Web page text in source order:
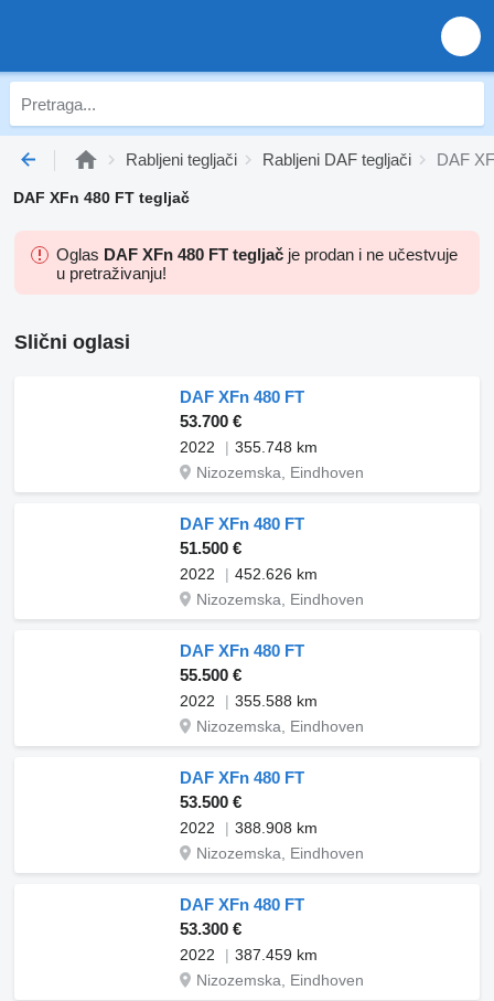
Rabljeni tegljači Rabljeni DAF tegljači DAF
DAF XFn 480 FT tegljač
Oglas DAF XFn 480 FT tegljač je prodan i ne učestvuje
u pretraživanju!
Slični oglasi
DAF XFn 480 FT
53.700 €
2022
355.748 km
Nizozemska, Eindhoven
DAF XFn 480 FT
51.500 €
2022
452.626 km
Nizozemska, Eindhoven
DAF XFn 480 FT
55.500 €
2022
355.588 km
Nizozemska, Eindhoven
DAF XFn 480 FT
53.500 €
2022
388.908 km
Nizozemska, Eindhoven
DAF XFn 480 FT
53.300 €
2022
387.459 km
Nizozemska, Eindhoven